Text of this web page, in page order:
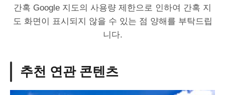
간혹 Google 지도의 사용량 제한으로 인하여 간혹 지
도 화면이 표시되지 않을 수 있는 점 양해를 부탁드립
니다.
추천 연관 콘텐츠